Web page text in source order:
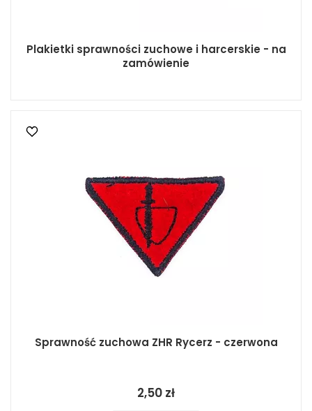
Plakietki sprawności zuchowe i harcerskie - na
zamówienie
Sprawność zuchowa ZHR Rycerz - czerwona
2,50 zł